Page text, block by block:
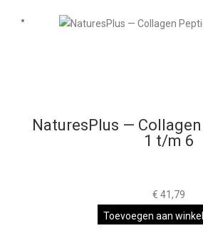
NaturesPlus —
1 t/m 6
€ 41,79
Toevoegen aan